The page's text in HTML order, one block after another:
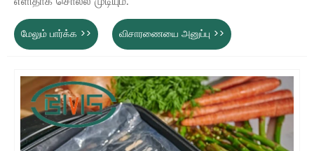
மேலும் பார்க்க >> விசாரணையை அனுப்பு >>